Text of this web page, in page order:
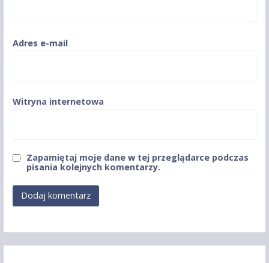
Adres e-mail
Witryna internetowa
Zapamiętaj moje dane w tej przeglądarce podczas
pisania kolejnych komentarzy.